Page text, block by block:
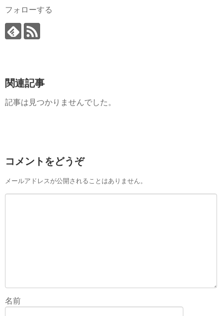
フォローする
関連記事
記事は見つかりませんでした。
コメントをどうぞ
メールアドレスが公開されることはありません。
名前